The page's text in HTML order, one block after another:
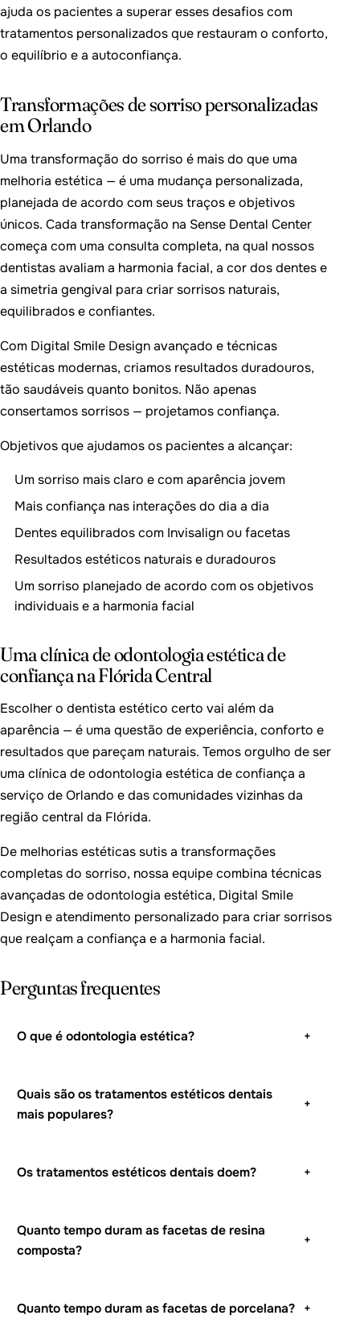
ajuda os pacientes a superar esses desafios com
tratamentos personalizados que restauram o conforto,
o equilíbrio e a autoconfiança.
Transformações de sorriso personalizadas
em Orlando
Uma transformação do sorriso é mais do que uma
melhoria estética — é uma mudança personalizada,
planejada de acordo com seus traços e objetivos
únicos. Cada transformação na Sense Dental Center
começa com uma consulta completa, na qual nossos
dentistas avaliam a harmonia facial, a cor dos dentes e
a simetria gengival para criar sorrisos naturais,
equilibrados e confiantes.
Com Digital Smile Design avançado e técnicas
estéticas modernas, criamos resultados duradouros,
tão saudáveis quanto bonitos. Não apenas
consertamos sorrisos — projetamos confiança.
Objetivos que ajudamos os pacientes a alcançar:
Um sorriso mais claro e com aparência jovem
Mais confiança nas interações do dia a dia
Dentes equilibrados com Invisalign ou facetas
Resultados estéticos naturais e duradouros
Um sorriso planejado de acordo com os objetivos
individuais e a harmonia facial
Uma clínica de odontologia estética de
confiança na Flórida Central
Escolher o dentista estético certo vai além da
aparência — é uma questão de experiência, conforto e
resultados que pareçam naturais. Temos orgulho de ser
uma clínica de odontologia estética de confiança a
serviço de Orlando e das comunidades vizinhas da
região central da Flórida.
De melhorias estéticas sutis a transformações
completas do sorriso, nossa equipe combina técnicas
avançadas de odontologia estética, Digital Smile
Design e atendimento personalizado para criar sorrisos
que realçam a confiança e a harmonia facial.
Perguntas frequentes
O que é odontologia estética? +
Quais são os tratamentos estéticos dentais
mais populares?
+
Os tratamentos estéticos dentais doem? +
Quanto tempo duram as facetas de resina
composta?
+
Quanto tempo duram as facetas de porcelana? +